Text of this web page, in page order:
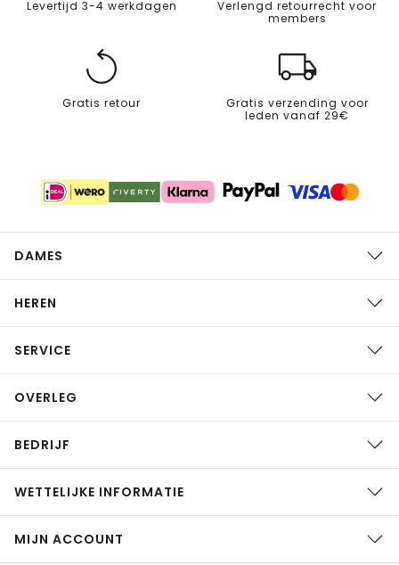
Levertijd 3-4 werkdagen
Verlengd retourrecht voor
members
Gratis retour
Gratis verzending voor
leden vanaf 29€
DAMES
HEREN
SERVICE
OVERLEG
BEDRIJF
WETTELIJKE INFORMATIE
MIJN ACCOUNT